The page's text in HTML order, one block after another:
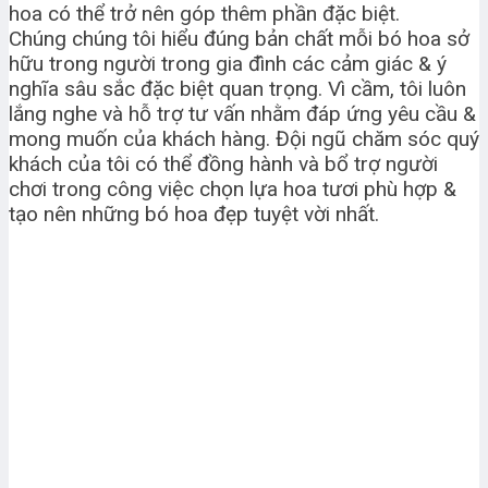
hoa có thể trở nên góp thêm phần đặc biệt.
Chúng chúng tôi hiểu đúng bản chất mỗi bó hoa sở
hữu trong người trong gia đình các cảm giác & ý
nghĩa sâu sắc đặc biệt quan trọng. Vì cầm, tôi luôn
lắng nghe và hỗ trợ tư vấn nhằm đáp ứng yêu cầu &
mong muốn của khách hàng. Đội ngũ chăm sóc quý
khách của tôi có thể đồng hành và bổ trợ người
chơi trong công việc chọn lựa hoa tươi phù hợp &
tạo nên những bó hoa đẹp tuyệt vời nhất.